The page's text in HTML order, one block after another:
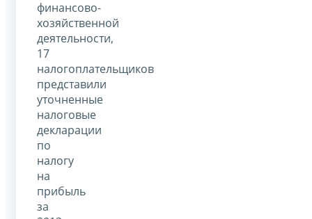
финансово-
хозяйственной
деятельности,
17
налогоплательщиков
представили
уточненные
налоговые
декларации
по
налогу
на
прибыль
за